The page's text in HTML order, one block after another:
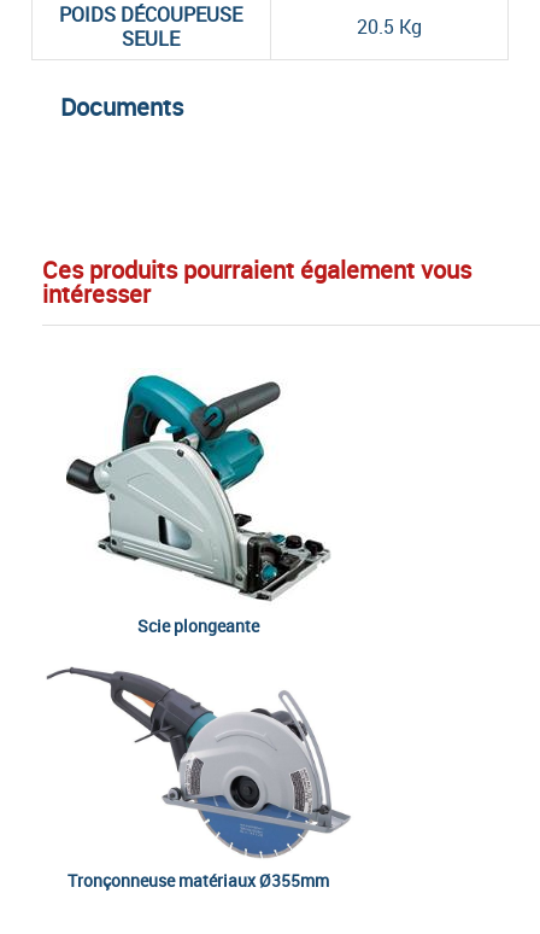
POIDS DÉCOUPEUSE
SEULE
20.5 Kg
Documents
Ces produits pourraient également vous
intéresser
Scie plongeante
Tronçonneuse matériaux Ø355mm